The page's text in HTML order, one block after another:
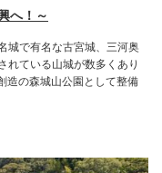
へ！～
城で有名な古宮城、三河奥
れている山城が数多くあり
造の森城山公園として整備